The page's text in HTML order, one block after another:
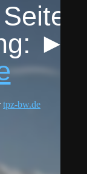
►
tpz-bw.de